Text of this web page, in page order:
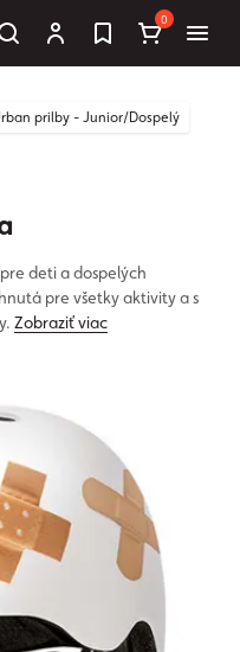
0
prilby - Junior/Dospelý
deti a dospelých
pre všetky aktivity a s
Zobraziť viac